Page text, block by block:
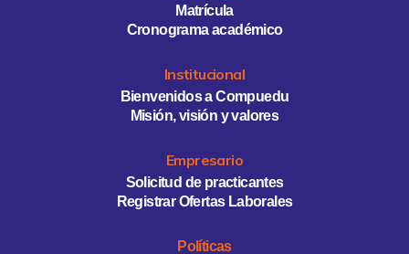
Matrícula
Cronograma académico
Institucional
Bienvenidos a Compuedu
Misión, visión y valores
Empresario
Solicitud de practicantes
Registrar Ofertas Laborales
Políticas